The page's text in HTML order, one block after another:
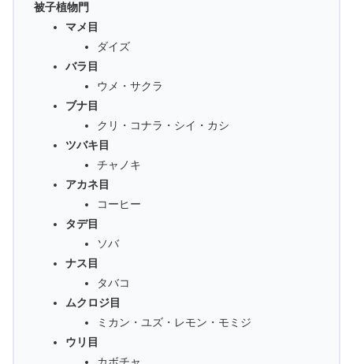
被子植物門
マメ目
ダイズ
バラ目
ウメ・サクラ
ブナ目
クリ・コナラ・シイ・カシ
ツバキ目
チャノキ
アカネ目
コーヒー
タデ目
ソバ
ナス目
タバコ
ムクロジ目
ミカン・ユズ・レモン・モミジ
ウリ目